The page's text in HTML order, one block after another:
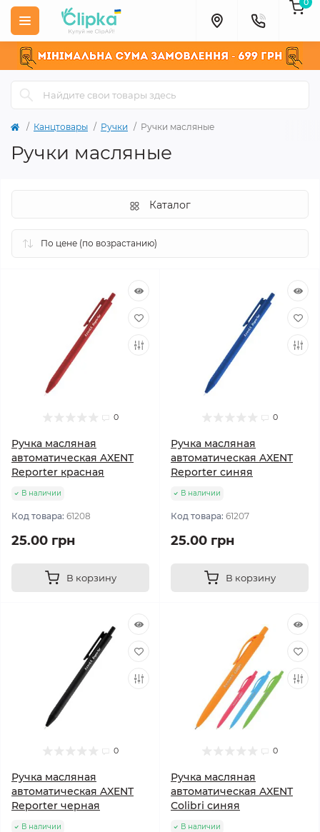
Канцтовары Ручки Ручки масляные
Ручки масляные
Каталог
0
Ручка масляная
автоматическая AXENT
Reporter красная
В наличии
Код товара: 61208
25.00 грн
В корзину
0
Ручка масляная
автоматическая AXENT
Reporter синяя
В наличии
Код товара: 61207
25.00 грн
В корзину
0
Ручка масляная
автоматическая AXENT
Reporter черная
В наличии
0
Ручка масляная
автоматическая AXENT
Сolibri синяя
В наличии